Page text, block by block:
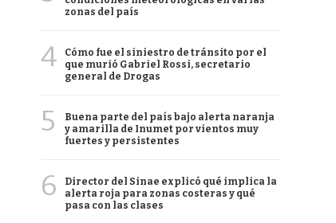
zonas del país
4
Cómo fue el siniestro de tránsito por el
que murió Gabriel Rossi, secretario
general de Drogas
5
Buena parte del país bajo alerta naranja
y amarilla de Inumet por vientos muy
fuertes y persistentes
6
Director del Sinae explicó qué implica la
alerta roja para zonas costeras y qué
pasa con las clases